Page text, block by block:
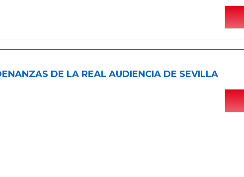
DE LA REAL AUDIENCIA DE SEVILLA